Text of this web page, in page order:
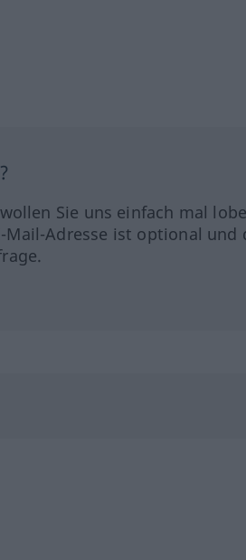
Sie uns einfach mal
Mail-Adresse ist optional und